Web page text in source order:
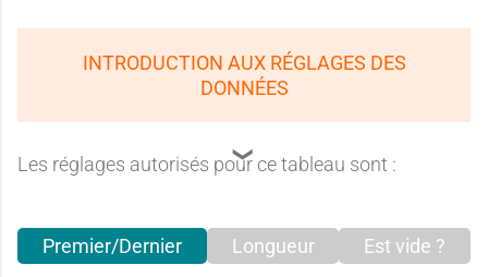
INTRODUCTION AUX RÉGLAGES DES
DONNÉES
Les réglages autorisés pour ce tableau sont :
Premier/Dernier Longueur Est vide ?